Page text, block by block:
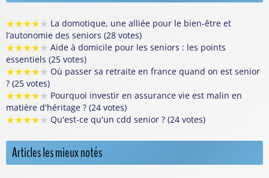
★★★★★ La domotique, une alliée pour le bien-être et
l’autonomie des seniors (28 votes)
★★★★★ Aide à domicile pour les seniors : les points
essentiels (25 votes)
★★★★★ Où passer sa retraite en france quand on est senior
? (25 votes)
★★★★★ Pourquoi investir en assurance vie est malin en
matière d'héritage ? (24 votes)
★★★★★ Qu'est-ce qu'un cdd senior ? (24 votes)
Articles les mieux notés